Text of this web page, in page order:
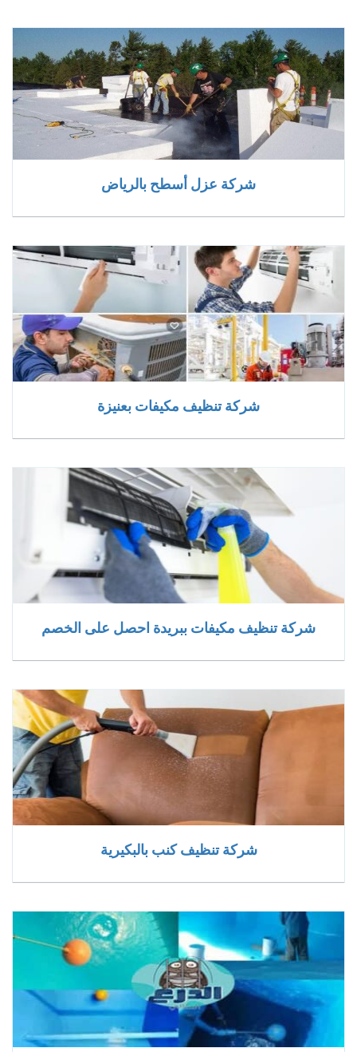
شركة عزل أسطح بالرياض
شركة تنظيف مكيفات بعنيزة
شركة تنظيف مكيفات ببريدة احصل على الخصم
شركة تنظيف كنب بالبكيرية